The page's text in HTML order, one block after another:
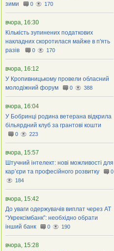
зими
0 170
вчора, 16:30
Кількість зупинених податкових
накладних скоротилася майже в п'ять
разів
0 170
вчора, 16:12
У Кропивницькому провели обласний
молодіжний форум
0 388
вчора, 16:04
У Бобринці родина ветерана відкрила
більярдний клуб за грантові кошти
0 223
вчора, 15:57
Штучний інтелект: нові можливості для
кар’єри та професійного розвитку
0
184
вчора, 15:42
До уваги одержувачів виплат через АТ
“Укрексімбанк”: необхідно обрати
інший банк
0 190
вчора, 15:28